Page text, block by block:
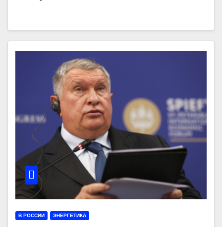
В РОССИИ ЭНЕРГЕТИКА